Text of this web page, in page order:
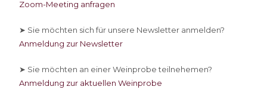
Zoom-Meeting anfragen
➤ Sie möchten sich für unsere Newsletter anmelden?
Anmeldung zur Newsletter
➤ Sie möchten an einer Weinprobe teilnehemen?
Anmeldung zur aktuellen Weinprobe